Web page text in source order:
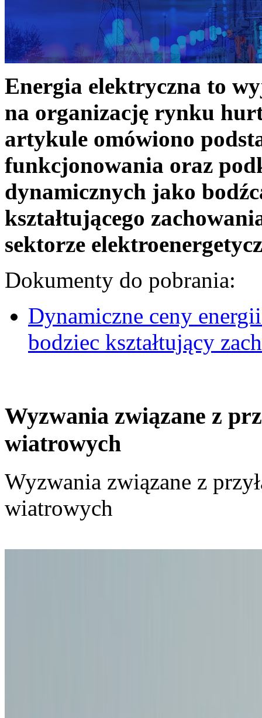
Energia elektryczna to
na organizację rynku
artykule omówiono
funkcjonowania oraz
dynamicznych jako
kształtującego
sektorze
Dokumenty do pobrania:
Dynamiczne ceny
bodziec kształtujący
Wyzwania związane z
wiatrowych
Wyzwania związane z
wiatrowych